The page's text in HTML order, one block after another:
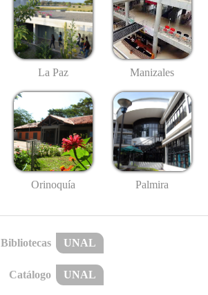
La Paz Manizales
Orinoquía Palmira
Bibliotecas UNAL
Catálogo UNAL